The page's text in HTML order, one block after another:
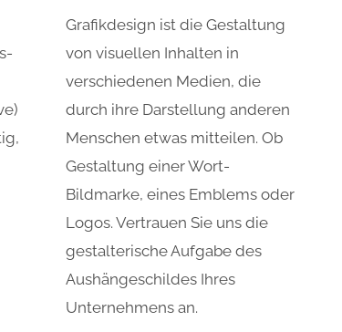
Grafikdesign ist die Gestaltung
von visuellen Inhalten in
verschiedenen Medien, die
durch ihre Darstellung anderen
Menschen etwas mitteilen. Ob
Gestaltung einer Wort-
Bildmarke, eines Emblems oder
Logos. Vertrauen Sie uns die
gestalterische Aufgabe des
Aushängeschildes Ihres
Unternehmens an.